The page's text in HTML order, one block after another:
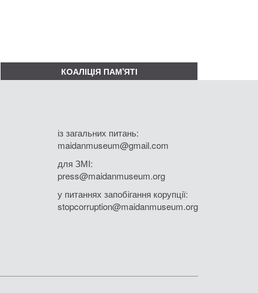
КОАЛІЦІЯ ПАМ'ЯТІ
із загальних питань:
maidanmuseum@gmail.com
для ЗМІ:
press@maidanmuseum.org
у питаннях запобігання корупції:
stopcorruption@maidanmuseum.org